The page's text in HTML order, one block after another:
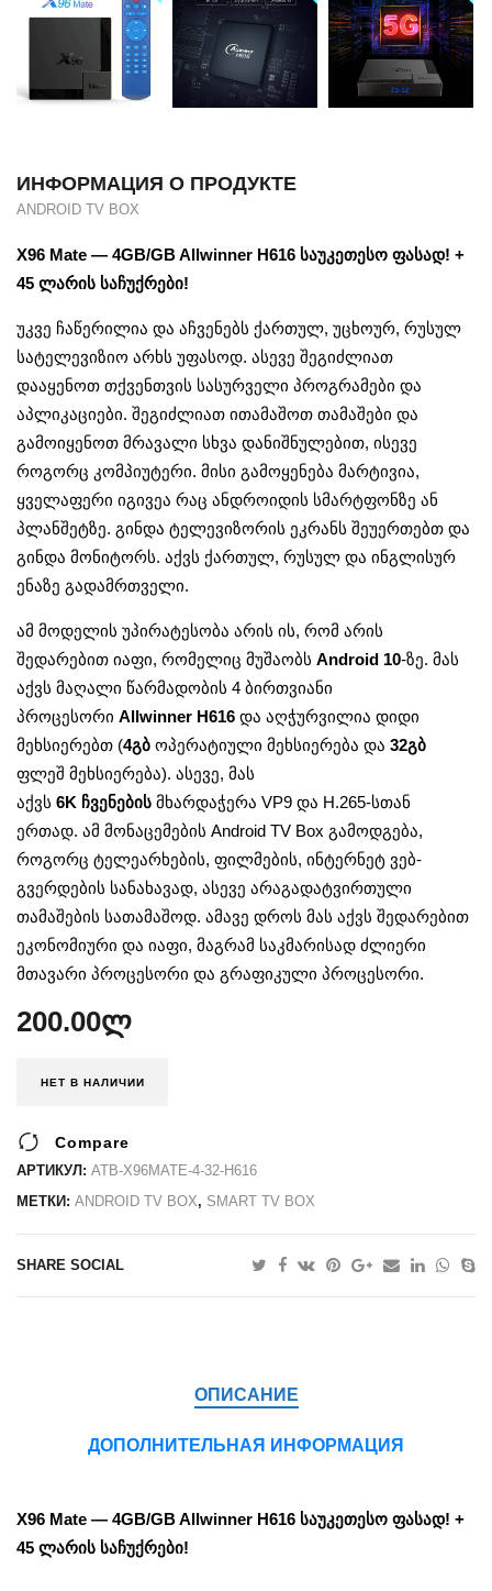
ИНФОРМАЦИЯ О ПРОДУКТЕ
ANDROID TV BOX
X96 Mate — 4GB/GB Allwinner H616 საუკეთესო ფასად! +
45 ლარის საჩუქრები!
უკვე ჩაწერილია და აჩვენებს ქართულ, უცხოურ, რუსულ
სატელევიზიო არხს უფასოდ. ასევე შეგიძლიათ
დააყენოთ თქვენთვის სასურველი პროგრამები და
აპლიკაციები. შეგიძლიათ ითამაშოთ თამაშები და
გამოიყენოთ მრავალი სხვა დანიშნულებით, ისევე
როგორც კომპიუტერი. მისი გამოყენება მარტივია,
ყველაფერი იგივეა რაც ანდროიდის სმარტფონზე ან
პლანშეტზე. გინდა ტელევიზორის ეკრანს შეუერთებთ და
გინდა მონიტორს. აქვს ქართულ, რუსულ და ინგლისურ
ენაზე გადამრთველი.
ამ მოდელის უპირატესობა არის ის, რომ არის
შედარებით იაფი, რომელიც მუშაობს Android 10-ზე. მას
აქვს მაღალი წარმადობის 4 ბირთვიანი
პროცესორი Allwinner H616 და აღჭურვილია დიდი
მეხსიერებთ (4გბ ოპერატიული მეხსიერება და 32გბ
ფლეშ მეხსიერება). ასევე, მას
აქვს 6K ჩვენების მხარდაჭერა VP9 და H.265-სთან
ერთად. ამ მონაცემების Android TV Box გამოდგება,
როგორც ტელეარხების, ფილმების, ინტერნეტ ვებ-
გვერდების სანახავად, ასევე არაგადატვირთული
თამაშების სათამაშოდ. ამავე დროს მას აქვს შედარებით
ეკონომიური და იაფი, მაგრამ საკმარისად ძლიერი
მთავარი პროცესორი და გრაფიკული პროცესორი.
200.00ლ
НЕТ В НАЛИЧИИ
Compare
АРТИКУЛ: ATB-X96MATE-4-32-H616
МЕТКИ: ANDROID TV BOX, SMART TV BOX
SHARE SOCIAL
ОПИСАНИЕ
ДОПОЛНИТЕЛЬНАЯ ИНФОРМАЦИЯ
X96 Mate — 4GB/GB Allwinner H616 საუკეთესო ფასად! +
45 ლარის საჩუქრები!